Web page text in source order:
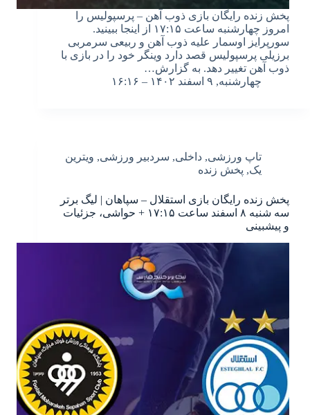
پخش زنده رایگان بازی ذوب آهن – پرسپولیس را
امروز چهارشنبه ساعت ۱۷:۱۵ از اینجا ببینید.
سورپرایز اوسمار علیه ذوب آهن و ربیعی سرمربی
برزیلی پرسپولیس قصد دارد وینگر خود را در بازی با
ذوب آهن تغییر دهد. به گزارش…
چهارشنبه, ۹ اسفند ۱۴۰۲ – ۱۶:۱۶
تاپ ورزشی, داخلی, سردبیر ورزشی, ویترین
یک, پخش زنده
پخش زنده رایگان بازی استقلال – سپاهان | لیگ برتر
سه شنبه ۸ اسفند ساعت ۱۷:۱۵ + حواشی، جزئیات
و پیشبینی